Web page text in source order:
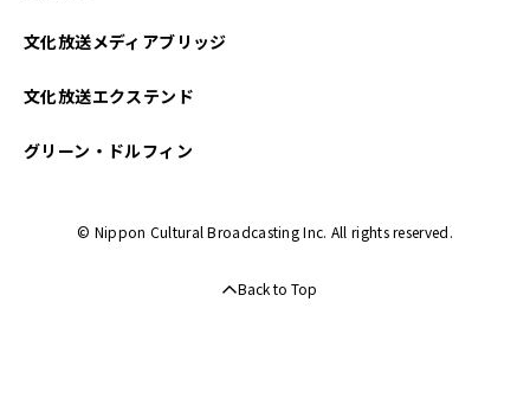
文化放送メディアブリッジ
文化放送エクステンド
グリーン・ドルフィン
© Nippon Cultural Broadcasting Inc. All rights reserved.
Back to Top